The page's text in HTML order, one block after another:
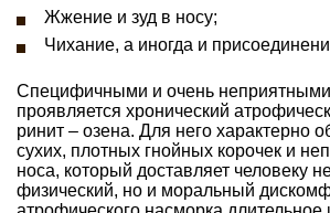
Жжение и зуд в носу;
Чихание, а иногда и
Специфичными и очень
проявляется хронический
ринит – озена. Для него характерно
сухих, плотных гнойных корочек и
носа, который доставляет человеку
физический, но и моральный